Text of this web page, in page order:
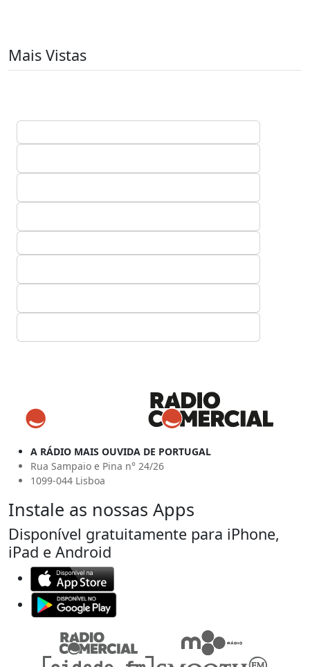
Mais Vistas
A RÁDIO MAIS OUVIDA DE PORTUGAL
Rua Sampaio e Pina n° 24/26
1099-044 Lisboa
Instale as nossas Apps
Disponível gratuitamente para iPhone,
iPad e Android